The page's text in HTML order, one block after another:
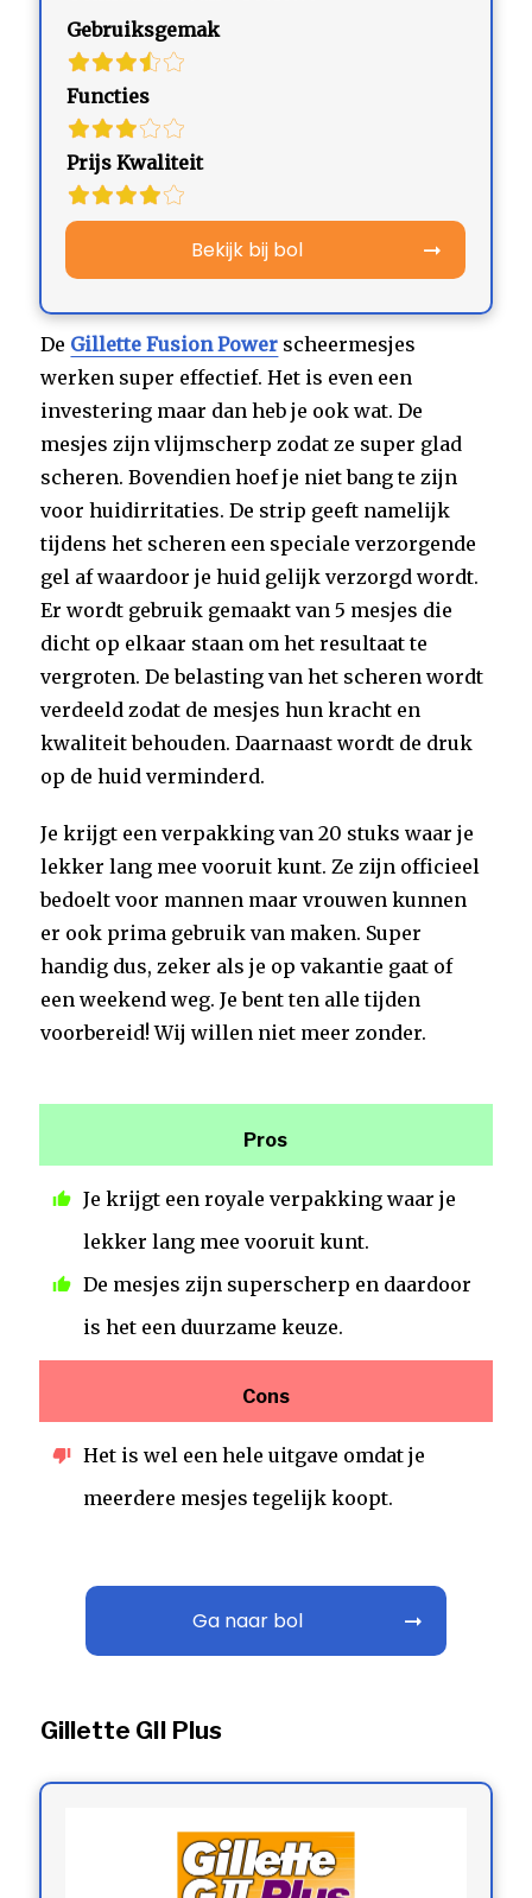
Gebruiksgemak
Functies
Prijs Kwaliteit
Bekijk bij bol
De Gillette Fusion Power scheermesjes
werken super effectief. Het is even een
investering maar dan heb je ook wat. De
mesjes zijn vlijmscherp zodat ze super glad
scheren. Bovendien hoef je niet bang te zijn
voor huidirritaties. De strip geeft namelijk
tijdens het scheren een speciale verzorgende
gel af waardoor je huid gelijk verzorgd wordt.
Er wordt gebruik gemaakt van 5 mesjes die
dicht op elkaar staan om het resultaat te
vergroten. De belasting van het scheren wordt
verdeeld zodat de mesjes hun kracht en
kwaliteit behouden. Daarnaast wordt de druk
op de huid verminderd.
Je krijgt een verpakking van 20 stuks waar je
lekker lang mee vooruit kunt. Ze zijn officieel
bedoelt voor mannen maar vrouwen kunnen
er ook prima gebruik van maken. Super
handig dus, zeker als je op vakantie gaat of
een weekend weg. Je bent ten alle tijden
voorbereid! Wij willen niet meer zonder.
Pros
Je krijgt een royale verpakking waar je
lekker lang mee vooruit kunt.
De mesjes zijn superscherp en daardoor
is het een duurzame keuze.
Cons
Het is wel een hele uitgave omdat je
meerdere mesjes tegelijk koopt.
Ga naar bol
Gillette GII Plus